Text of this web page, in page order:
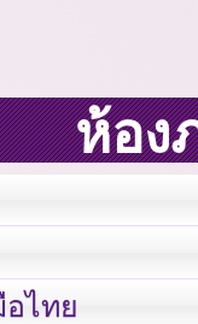
ห้อง
ไทย